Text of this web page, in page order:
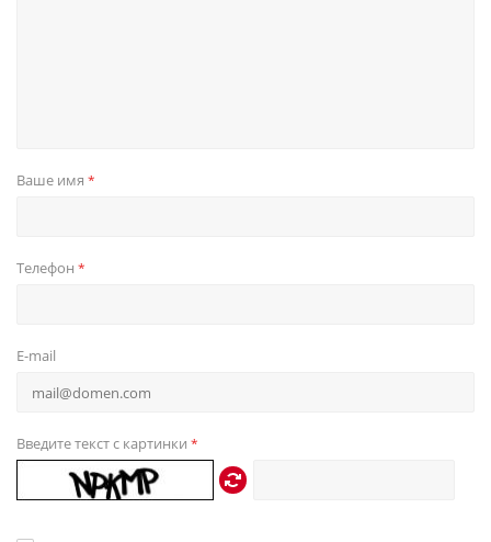
Ваше имя *
Телефон *
E-mail
Введите текст с картинки *